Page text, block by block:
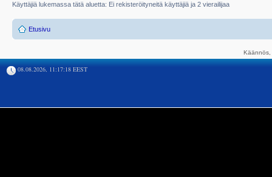
Käyttäjiä lukemassa tätä aluetta: Ei rekisteröityneitä käyttäjiä ja 2 vierailijaa
Etusivu
08.08.2026, 11:17:18 EEST